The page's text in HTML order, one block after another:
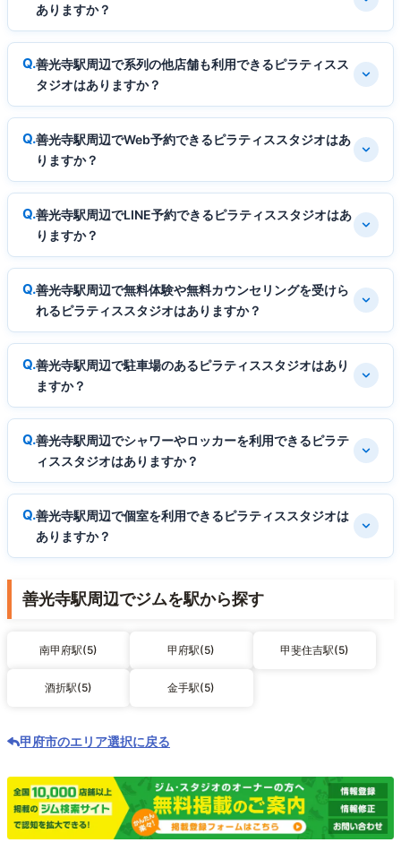
ありますか？
善光寺駅周辺で系列の他店舗も利用できるピラティスス
タジオはありますか？
善光寺駅周辺でWeb予約できるピラティススタジオはあ
りますか？
善光寺駅周辺でLINE予約できるピラティススタジオはあ
りますか？
善光寺駅周辺で無料体験や無料カウンセリングを受けら
れるピラティススタジオはありますか？
善光寺駅周辺で駐車場のあるピラティススタジオはあり
ますか？
善光寺駅周辺でシャワーやロッカーを利用できるピラテ
ィススタジオはありますか？
善光寺駅周辺で個室を利用できるピラティススタジオは
ありますか？
善光寺駅周辺でジムを駅から探す
南甲府駅(5) 甲府駅(5) 甲斐住吉駅(5)
酒折駅(5) 金手駅(5)
甲府市のエリア選択に戻る